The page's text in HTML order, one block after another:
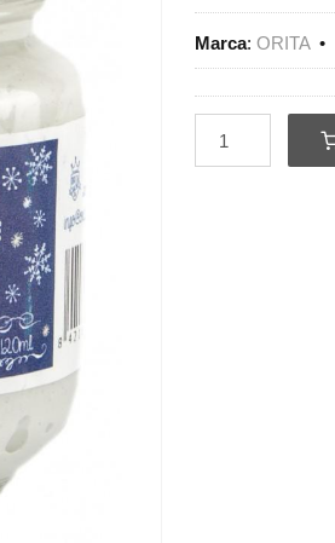
Marca:ORITA•